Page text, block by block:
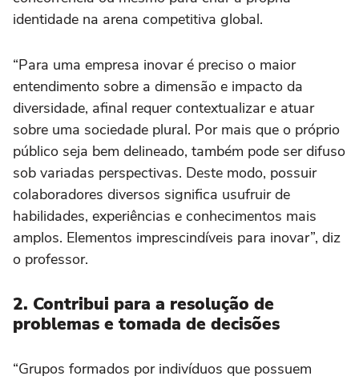
identidade na arena competitiva global.
“Para uma empresa inovar é preciso o maior
entendimento sobre a dimensão e impacto da
diversidade, afinal requer contextualizar e atuar
sobre uma sociedade plural. Por mais que o próprio
público seja bem delineado, também pode ser difuso
sob variadas perspectivas. Deste modo, possuir
colaboradores diversos significa usufruir de
habilidades, experiências e conhecimentos mais
amplos. Elementos imprescindíveis para inovar”, diz
o professor.
2. Contribui para a resolução de
problemas e tomada de decisões
“Grupos formados por indivíduos que possuem